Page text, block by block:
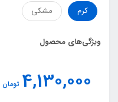
کرم
مشکی
ویژگی‌های محصول
4,130,000 تومان